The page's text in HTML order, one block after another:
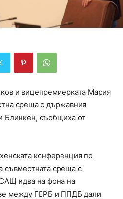
и вицепремиерката Мария
среща с държавния
Блинкен, съобщиха от
конференция по
съвместната среща с
идва на фона на
между ГЕРБ и ППДБ дали